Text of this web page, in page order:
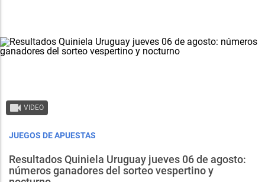
VIDEO
JUEGOS DE APUESTAS
Resultados Quiniela Uruguay jueves 06 de agosto:
números ganadores del sorteo vespertino y